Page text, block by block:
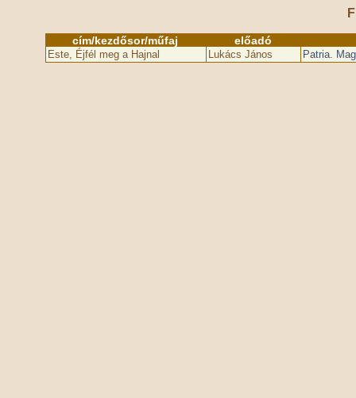
cím/kezdősor/műfaj előadó
Este, Éjfél meg a Hajnal Lukács János Patria.